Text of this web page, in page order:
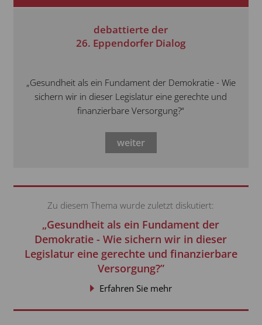
debattierte der
26. Eppendorfer Dialog
„Gesundheit als ein Fundament der Demokratie - Wie
sichern wir in dieser Legislatur eine gerechte und
finanzierbare Versorgung?“
weiter
Zu diesem Thema wurde zuletzt diskutiert:
„Gesundheit als ein Fundament der
Demokratie - Wie sichern wir in dieser
Legislatur eine gerechte und finanzierbare
Versorgung?”
Erfahren Sie mehr